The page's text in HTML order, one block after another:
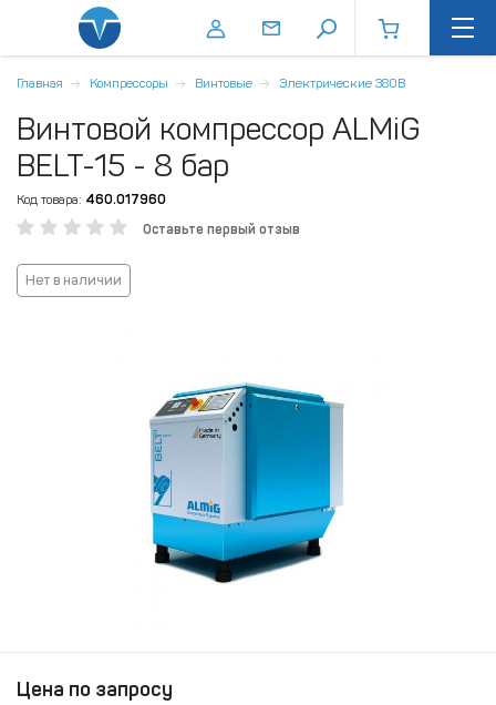
Главная Компрессоры Винтовые Электрические 380В
Винтовой компрессор ALMiG
BELT-15 - 8 бар
Код товара: 460.017960
Оставьте первый отзыв
Нет в наличии
Цена по запросу